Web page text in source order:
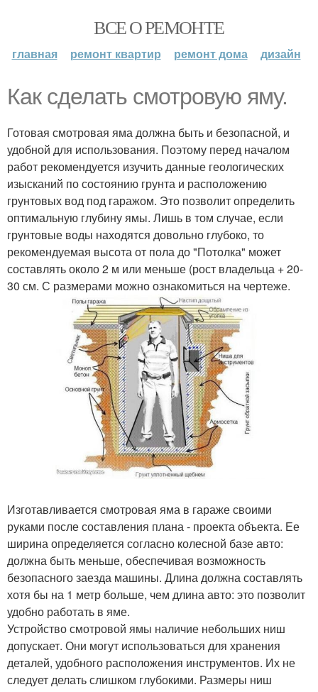
ВСЕ О РЕМОНТЕ
главная ремонт квартир ремонт дома дизайн
Как сделать смотровую яму.
Готовая смотровая яма должна быть и безопасной, и
удобной для использования. Поэтому перед началом
работ рекомендуется изучить данные геологических
изысканий по состоянию грунта и расположению
грунтовых вод под гаражом. Это позволит определить
оптимальную глубину ямы. Лишь в том случае, если
грунтовые воды находятся довольно глубоко, то
рекомендуемая высота от пола до "Потолка" может
составлять около 2 м или меньше (рост владельца + 20-
30 см. С размерами можно ознакомиться на чертеже.
Изготавливается смотровая яма в гараже своими
руками после составления плана - проекта объекта. Ее
ширина определяется согласно колесной базе авто:
должна быть меньше, обеспечивая возможность
безопасного заезда машины. Длина должна составлять
хотя бы на 1 метр больше, чем длина авто: это позволит
удобно работать в яме.
Устройство смотровой ямы наличие небольших ниш
допускает. Они могут использоваться для хранения
деталей, удобного расположения инструментов. Их не
следует делать слишком глубокими. Размеры ниш